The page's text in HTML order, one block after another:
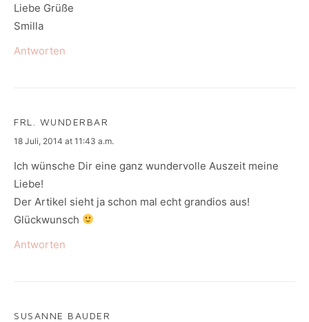
Liebe Grüße
Smilla
Antworten
FRL. WUNDERBAR
says:
18 Juli, 2014 at 11:43 a.m.
Ich wünsche Dir eine ganz wundervolle Auszeit meine
Liebe!
Der Artikel sieht ja schon mal echt grandios aus!
Glückwunsch
Antworten
SUSANNE BAUDER